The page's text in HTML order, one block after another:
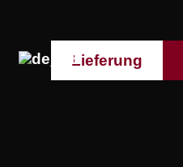
Lieferung